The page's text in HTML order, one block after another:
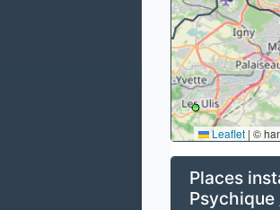
Leaflet | ©
Places